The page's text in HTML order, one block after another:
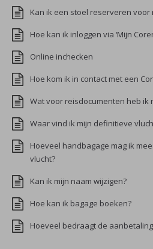
Kan ik een stoel reserveren voor
Hoe kan ik inloggen via ‘Mijn
Online inchecken
Hoe kom ik in contact met een
Wat voor reisdocumenten heb ik
Waar vind ik mijn definitieve
Hoeveel handbagage mag ik
vlucht?
Kan ik mijn naam wijzigen?
Hoe kan ik bagage boeken?
Hoeveel bedraagt de